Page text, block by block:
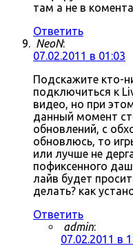
там а не в
Ответить
NeoN:
07.02.2011 в 01:03
Подскажите кто-
подключиться к
видео, но при
данный момент
обновлений, с
обновлюсь, то
или лучше не
пофиксенного
лайв будет
делать? как
Ответить
admin:
07.02.2011 в